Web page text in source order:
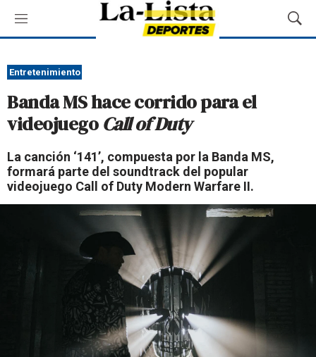
M
e
ú
M
o
e
Entretenimiento
Banda MS hace corrido para el
videojuegoCall of Duty
La canción ‘141’, compuesta por la Banda MS,
formará parte del soundtrack del popular
videojuego Call of Duty Modern Warfare II.